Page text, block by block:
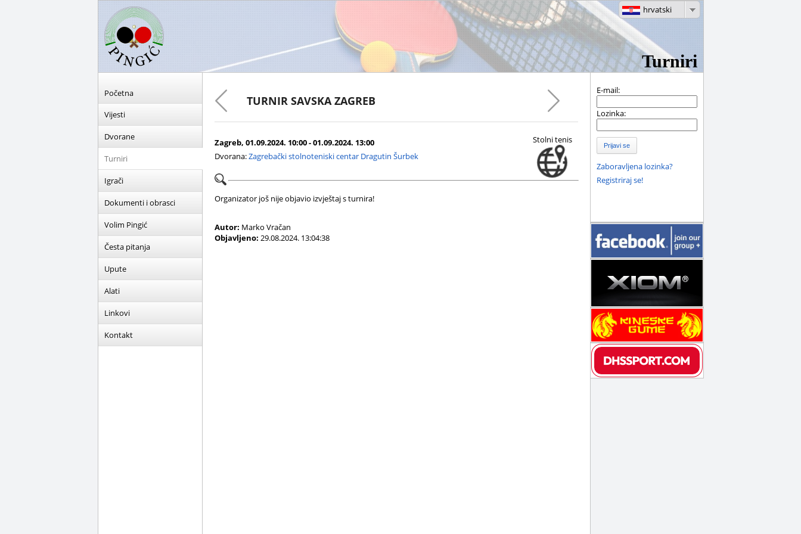
Turniri
hrvatski
Početna
Vijesti
Dvorane
Turniri
Igrači
Dokumenti i obrasci
Volim Pingić
Česta pitanja
Upute
Alati
Linkovi
Kontakt
TURNIR SAVSKA ZAGREB
Zagreb, 01.09.2024. 10:00 - 01.09.2024. 13:00
Dvorana:Zagrebački stolnoteniski centar Dragutin Šurbek
Stolni tenis
Organizator još nije objavio izvještaj s turnira!
Autor: Marko Vračan
Objavljeno: 29.08.2024. 13:04:38
E-mail:
Lozinka:
Prijavi se
Zaboravljena lozinka?
Registriraj se!